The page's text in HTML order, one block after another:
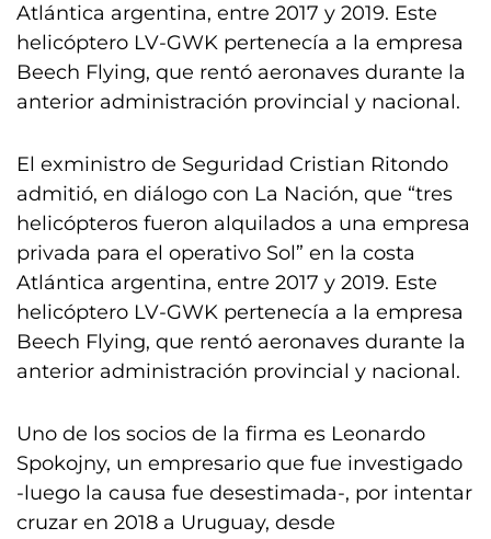
Atlántica argentina, entre 2017 y 2019. Este
helicóptero LV-GWK pertenecía a la empresa
Beech Flying, que rentó aeronaves durante la
anterior administración provincial y nacional.
El exministro de Seguridad Cristian Ritondo
admitió, en diálogo con La Nación, que “tres
helicópteros fueron alquilados a una empresa
privada para el operativo Sol” en la costa
Atlántica argentina, entre 2017 y 2019. Este
helicóptero LV-GWK pertenecía a la empresa
Beech Flying, que rentó aeronaves durante la
anterior administración provincial y nacional.
Uno de los socios de la firma es Leonardo
Spokojny, un empresario que fue investigado
-luego la causa fue desestimada-, por intentar
cruzar en 2018 a Uruguay, desde